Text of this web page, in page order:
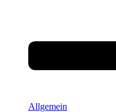
Allgemein